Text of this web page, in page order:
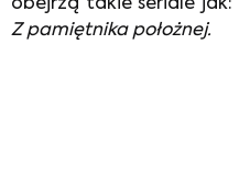
obejrzą takie seriale jak:
Z pamiętnika położnej.